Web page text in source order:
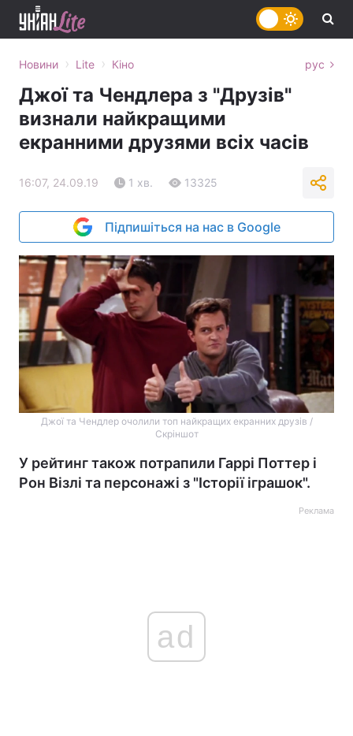
Новини › Lite › Кіно рус
Джої та Чендлера з "Друзів"
визнали найкращими
екранними друзями всіх часів
16:07, 24.09.19 1 хв. 13325
Підпишіться на нас в Google
Джої та Чендлер очолили топ найкращих екранних друзів /
Скріншот
У рейтинг також потрапили Гаррі Поттер і
Рон Візлі та персонажі з "Історії іграшок".
Реклама
ad